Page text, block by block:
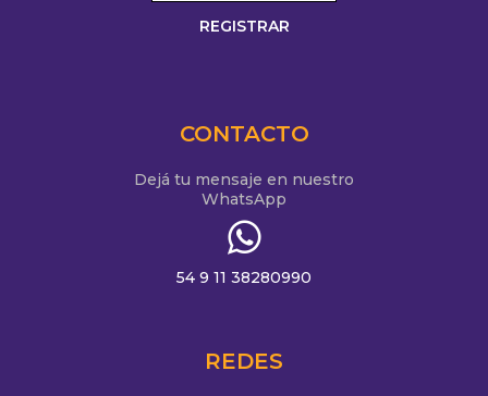
CONTACTO
Dejá tu mensaje en nuestro
WhatsApp
54 9 11 38280990
REDES